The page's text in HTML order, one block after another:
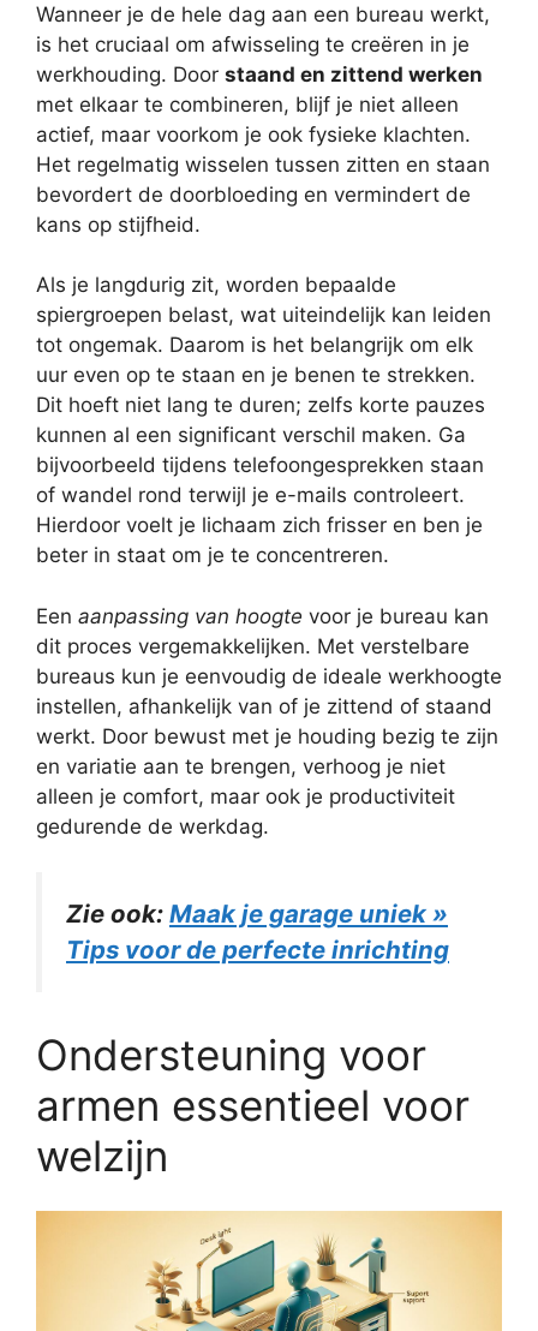
Wanneer je de hele dag aan een bureau werkt,
is het cruciaal om afwisseling te creëren in je
werkhouding. Door staand en zittend werken
met elkaar te combineren, blijf je niet alleen
actief, maar voorkom je ook fysieke klachten.
Het regelmatig wisselen tussen zitten en staan
bevordert de doorbloeding en vermindert de
kans op stijfheid.
Als je langdurig zit, worden bepaalde
spiergroepen belast, wat uiteindelijk kan leiden
tot ongemak. Daarom is het belangrijk om elk
uur even op te staan en je benen te strekken.
Dit hoeft niet lang te duren; zelfs korte pauzes
kunnen al een significant verschil maken. Ga
bijvoorbeeld tijdens telefoongesprekken staan
of wandel rond terwijl je e-mails controleert.
Hierdoor voelt je lichaam zich frisser en ben je
beter in staat om je te concentreren.
Een aanpassing van hoogte voor je bureau kan
dit proces vergemakkelijken. Met verstelbare
bureaus kun je eenvoudig de ideale werkhoogte
instellen, afhankelijk van of je zittend of staand
werkt. Door bewust met je houding bezig te zijn
en variatie aan te brengen, verhoog je niet
alleen je comfort, maar ook je productiviteit
gedurende de werkdag.
Zie ook: Maak je garage uniek »
Tips voor de perfecte inrichting
Ondersteuning voor
armen essentieel voor
welzijn